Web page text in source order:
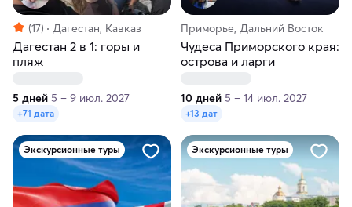
(17) Дагестан, Кавказ
Дагестан 2 в 1: горы и
пляж
5 дней 5 – 9 июл. 2027
+71 дата
Приморье, Дальний Восток
Чудеса Приморского края:
острова и ларги
10 дней 5 – 14 июл. 2027
+13 дат
Экскурсионные туры Экскурсионные туры